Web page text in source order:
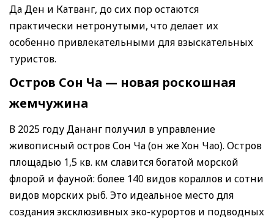
Да Ден и Катванг, до сих пор остаются
практически нетронутыми, что делает их
особенно привлекательными для взыскательных
туристов.
Остров Сон Ча — новая роскошная
жемчужина
В 2025 году Дананг получил в управление
живописный остров Сон Ча (он же Хон Чао). Остров
площадью 1,5 кв. км славится богатой морской
флорой и фауной: более 140 видов кораллов и сотни
видов морских рыб. Это идеальное место для
создания эксклюзивных эко-курортов и подводных